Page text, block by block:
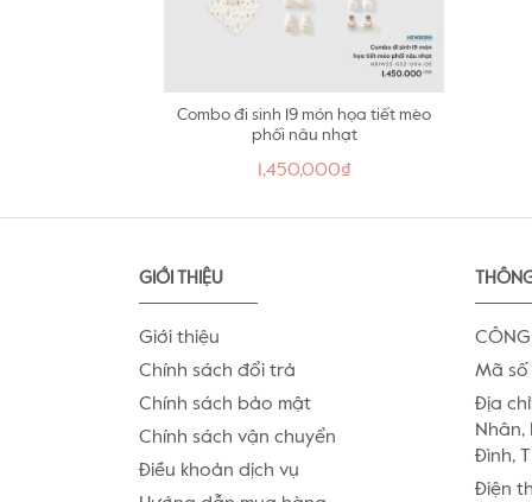
Combo đi sinh 19 món họa tiết mèo
phối nâu nhạt
1,450,000₫
GIỚI THIỆU
Giới thiệu
Chính sách đổi trả
Chính sách bảo mật
Chính sách vận chuyển
Điều khoản dịch vụ
Mã số
Địa
Nhân,
Đình,
Điện